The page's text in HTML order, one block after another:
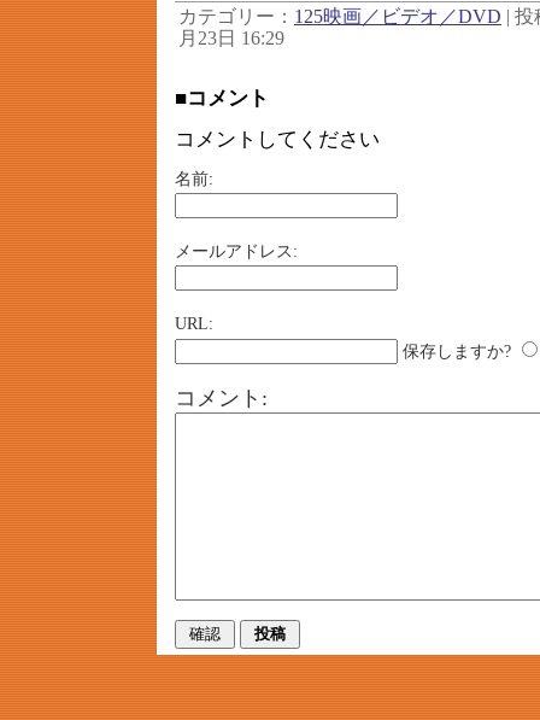
カテゴリー： 125映画／ビデオ／DVD | 投
月23日 16:29
■コメント
コメントしてください
名前:
メールアドレス:
URL:
保存しますか?
コメント: